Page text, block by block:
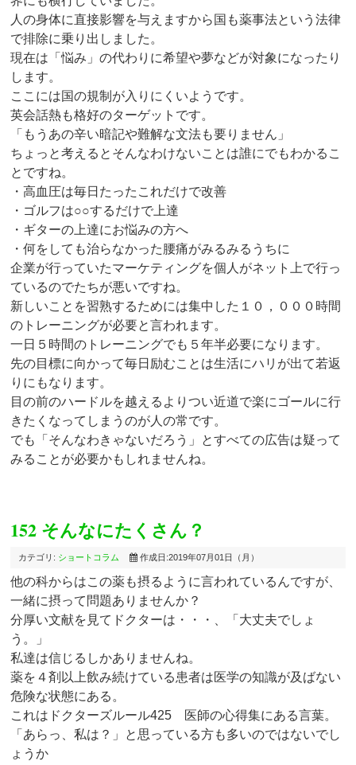
人の身体に直接影響を与えますから国も薬事法という法律
で排除に乗り出しました。
現在は「悩み」の代わりに希望や夢などが対象になったり
します。
ここには国の規制が入りにくいようです。
英会話熱も格好のターゲットです。
「もうあの辛い暗記や難解な文法も要りません」
ちょっと考えるとそんなわけないことは誰にでもわかるこ
とですね。
・高血圧は毎日たったこれだけで改善
・ゴルフは○○するだけで上達
・ギターの上達にお悩みの方へ
・何をしても治らなかった腰痛がみるみるうちに
企業が行っていたマーケティングを個人がネット上で行っ
ているのでたちが悪いですね。
新しいことを習熟するためには集中した１０，０００時間
のトレーニングが必要と言われます。
一日５時間のトレーニングでも５年半必要になります。
先の目標に向かって毎日励むことは生活にハリが出て若返
りにもなります。
目の前のハードルを越えるよりつい近道で楽にゴールに行
きたくなってしまうのが人の常です。
でも「そんなわきゃないだろう」とすべての広告は疑って
みることが必要かもしれませんね。
152 そんなにたくさん？
カテゴリ: ショートコラム 作成日:2019年07月01日（月）
他の科からはこの薬も摂るように言われているんですが、
一緒に摂って問題ありませんか？
分厚い文献を見てドクターは・・・、「大丈夫でしょ
う。」
私達は信じるしかありませんね。
薬を４剤以上飲み続けている患者は医学の知識が及ばない
危険な状態にある。
これはドクターズルール425 医師の心得集にある言葉。
「あらっ、私は？」と思っている方も多いのではないでし
ょうか